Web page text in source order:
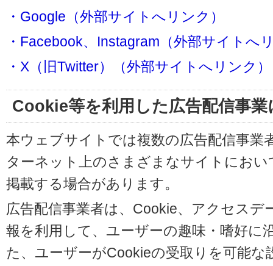
・Google（外部サイトへリンク）
・Facebook、Instagram（外部サイトへ
・X（旧Twitter）（外部サイトへリンク）
Cookie等を利用した広告配信事
本ウェブサイトでは複数の広告配信事業
ターネット上のさまざまなサイトにお
掲載する場合があります。
広告配信事業者は、Cookie、アクセスデ
報を利用して、ユーザーの趣味・嗜好に
た、ユーザーがCookieの受取りを可能